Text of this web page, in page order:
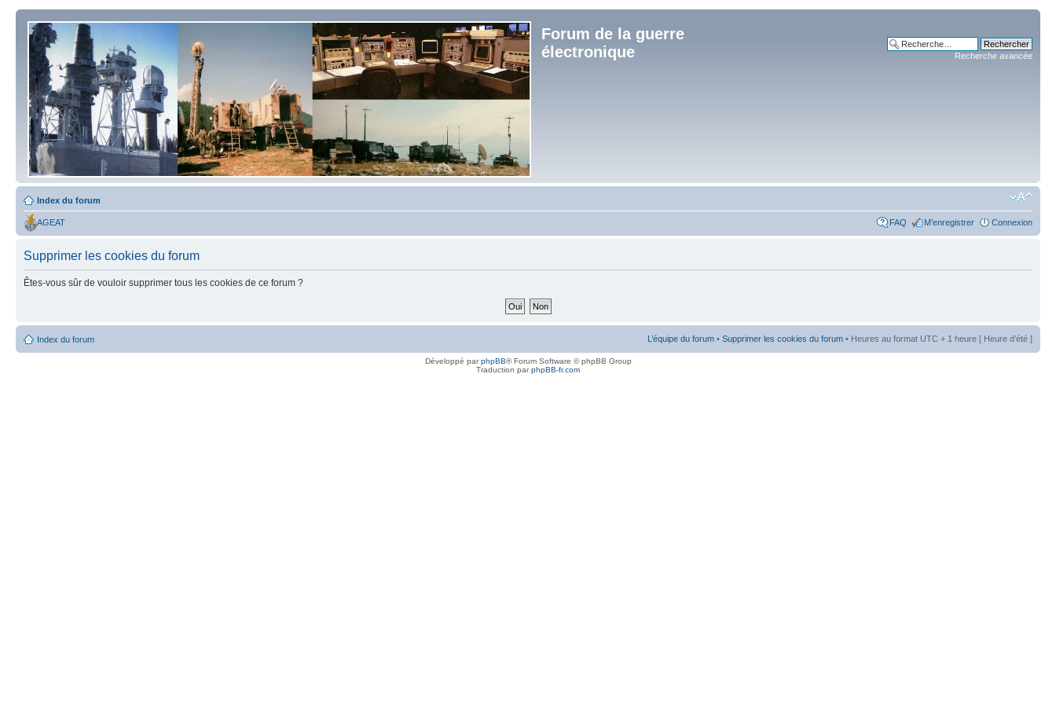
Forum de la guerre
électronique
Recherche avancée
Index du forum
AGEAT FAQ M’enregistrer Connexion
Supprimer les cookies du forum
Êtes-vous sûr de vouloir supprimer tous les cookies de ce forum ?
Index du forum L’équipe du forum • Supprimer les cookies du forum • Heures au format UTC + 1 heure [ Heure d’été ]
Développé parphpBB® Forum Software © phpBB Group
Traduction parphpBB-fr.com